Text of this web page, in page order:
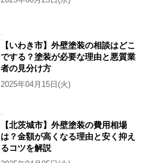
【いわき市】外壁塗装の相談はどこ
でする？塗装が必要な理由と悪質業
者の見分け方
2025年04月15日(火)
【北茨城市】外壁塗装の費用相場
は？金額が高くなる理由と安く抑え
るコツを解説